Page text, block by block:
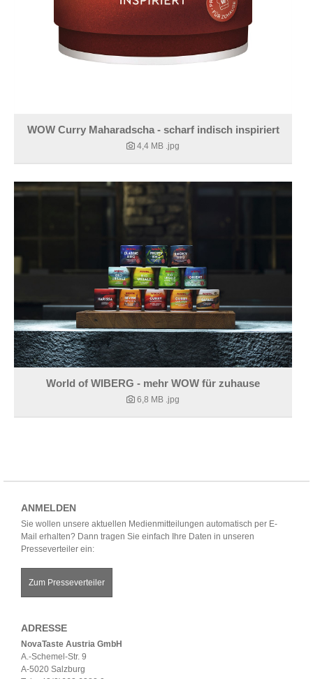
WOW Curry Maharadscha - scharf indisch inspiriert
4,4 MB .jpg
World of WIBERG - mehr WOW für zuhause
6,8 MB .jpg
ANMELDEN
Sie wollen unsere aktuellen Medienmitteilungen automatisch per E-
Mail erhalten? Dann tragen Sie einfach Ihre Daten in unseren
Presseverteiler ein:
Zum Presseverteiler
ADRESSE
NovaTaste Austria GmbH
A.-Schemel-Str. 9
A-5020 Salzburg